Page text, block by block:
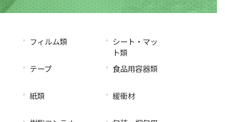
フィルム類
シート・マッ
ト類
テープ
食品用容器類
紙類 緩衝材